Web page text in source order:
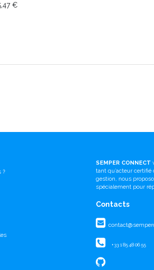
€
?
SEMPER CONNECT
tant qu’acteur
gestion, nous
spécialement pour
Contacts
+33 1 85 48 06 55